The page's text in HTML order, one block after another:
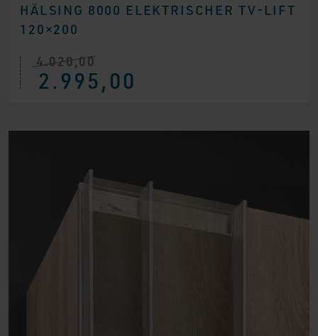
HÄLSING 8000 ELEKTRISCHER TV-LIFT
120×200
4.020,00
Ursprünglicher
Preis
war:
2.995,00
Aktueller
Preis
ist: